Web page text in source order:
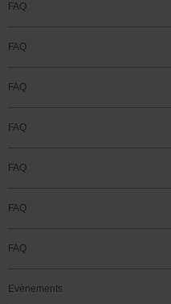
FAQ
FAQ
FAQ
FAQ
FAQ
FAQ
FAQ
Evènements